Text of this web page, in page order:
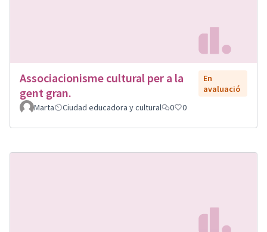
Associacionisme cultural per a la
gent gran.
En
avaluació
Marta
Ciudad educadora y cultural 0 0